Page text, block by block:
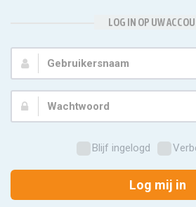
LOG IN OP UW
Gebruikersnaam:
Wachtwoord:
Blijf ingelogd
Log mij in